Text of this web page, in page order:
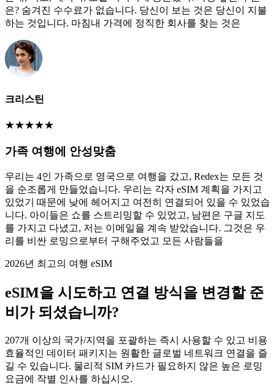
은? 숨겨진 수수료가 없습니다. 당신이 보는 것은 당신이 지불
하는 것입니다. 마침내 가격에 정직한 회사를 찾는 것은
크리스틴
★★★★★
가족 여행에 안성맞춤
우리는 4인 가족으로 영국으로 여행을 갔고, Redex는 모든 것
을 순조롭게 만들었습니다. 우리는 각자 eSIM 계획을 가지고
있었기 때문에 낮에 헤어지고 여전히 연결되어 있을 수 있었습
니다. 아이들은 쇼를 스트리밍할 수 있었고, 남편은 구글 지도
를 가지고 다녔고, 저는 이메일을 계속 받았습니다. 그것은 우
리를 비싼 로밍으로부터 구해주었고 모든 사람들을
2026년 최고의 여행 eSIM
eSIM을 시도하고 연결 방식을 변경할 준
비가 되셨습니까?
207개 이상의 국가/지역을 포괄하는 즉시 사용할 수 있고 비용
효율적인 데이터 패키지는 원활한 글로벌 네트워크 연결을 즐
길 수 있습니다. 물리적 SIM 카드가 필요하지 않은 높은 로밍
요금에 작별 인사를 하십시오.